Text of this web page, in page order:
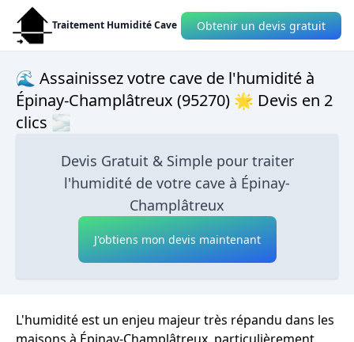
Traitement Humidité Cave Obtenir un devis gratuit
🌊 Assainissez votre cave de l'humidité à
Épinay-Champlâtreux (95270) 🌟 Devis en 2
clics 🌫
Devis Gratuit & Simple pour traiter
l'humidité de votre cave à Épinay-
Champlâtreux
J'obtiens mon devis maintenant
L'humidité est un enjeu majeur très répandu dans les